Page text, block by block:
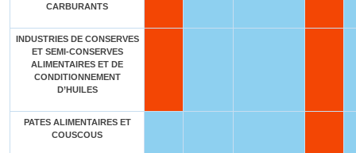
CARBURANTS
INDUSTRIES DE CONSERVES
ET SEMI-CONSERVES
ALIMENTAIRES ET DE
CONDITIONNEMENT
D’HUILES
PATES ALIMENTAIRES ET
COUSCOUS